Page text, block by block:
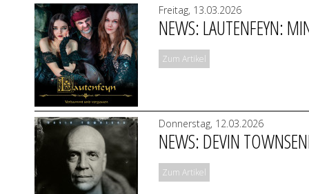
Freitag, 13.03.2026
NEWS: LAUTENFEYN:
Zum Artikel
Donnerstag, 12.03.2026
NEWS: DEVIN
Zum Artikel